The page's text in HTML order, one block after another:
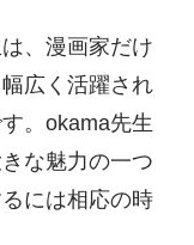
、漫画家だけ
広く活躍され
。okama先生
な魅力の一つ
には相応の時